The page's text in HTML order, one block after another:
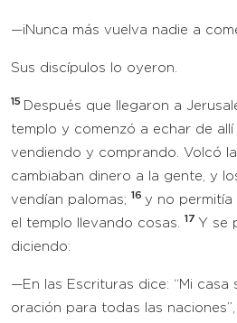
—¡Nunca más vuelva nadie a
Sus discípulos lo oyeron.
15
Después que llegaron a
templo y comenzó a echar de
vendiendo y comprando. Volcó
cambiaban dinero a la gente, y
vendían palomas; 16 y no permitía
el templo llevando cosas.
17 Y se
diciendo:
—En las Escrituras dice: “Mi casa
oración para todas las